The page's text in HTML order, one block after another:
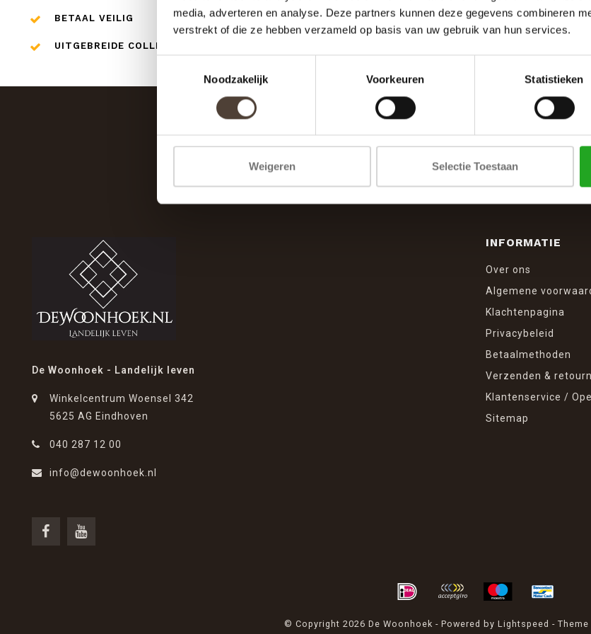
media, adverteren en analyse. Deze partners kunnen deze gegevens combineren
verstrekt of die ze hebben verzameld op basis van uw gebruik van hun services.
Noodzakelijk
Voorkeuren Statistieken
Weigeren Selectie Toestaan
BETAAL VEILIG
UITGEBREIDE COLLECTIE
SCHRIJF JE IN VOOR DE
De Woonhoek - Landelijk leven
Winkelcentrum Woensel 342
5625 AG Eindhoven
040 287 12 00
info@dewoonhoek.nl
INFORMATIE
Over ons
Algemene
Klachtenpagina
Privacybeleid
Betaalmethoden
Verzenden &
Klantenservice /
Sitemap
© Copyright 2026 De Woonhoek - Powered by Lightspeed - Theme